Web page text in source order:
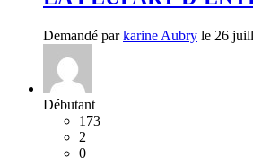
Demandé parkarine Aubry le 26
Débutant
173
2
0